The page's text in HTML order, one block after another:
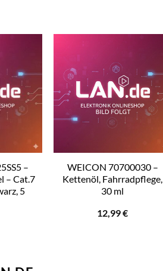
–
– Cat.7
5
WEICON 70700030 –
Kettenöl, Fahrradpflege,
30 ml
12,99€